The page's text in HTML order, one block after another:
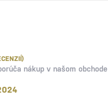
nákup v našom obchode